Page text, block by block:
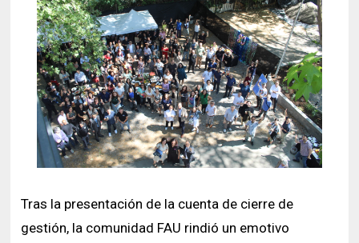
Tras la presentación de la cuenta de cierre de
gestión, la comunidad FAU rindió un emotivo